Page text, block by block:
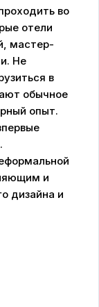
во
отели
мастер-
Не
в
обычное
опыт.
и
дизайна и